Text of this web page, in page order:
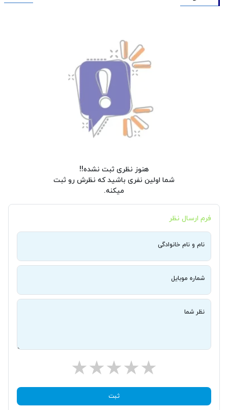
هنوز نظری ثبت نشده!!
شما اولین نفری باشید که نظرش رو ثبت
میکنه.
فرم ارسال نظر
نام و نام خانوادگی
شماره موبایل
نظر شما
ثبت